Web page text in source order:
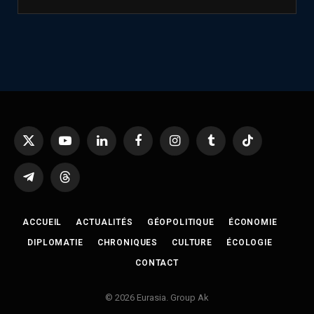
X
YouTubeLinkedIn FacebookInstagramTumblr TikTok
TelegramThreads
ACCUEIL ACTUALITÉS GÉOPOLITIQUE ÉCONOMIE
DIPLOMATIE CHRONIQUES CULTURE ÉCOLOGIE
CONTACT
© 2026 Eurasia. Group Ak